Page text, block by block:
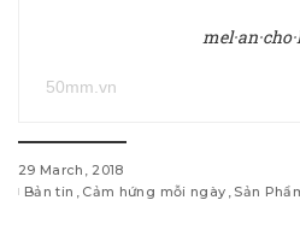
50mm.vn
29 March, 2018
Bản tin
Cảm hứng mỗi ngày Sản